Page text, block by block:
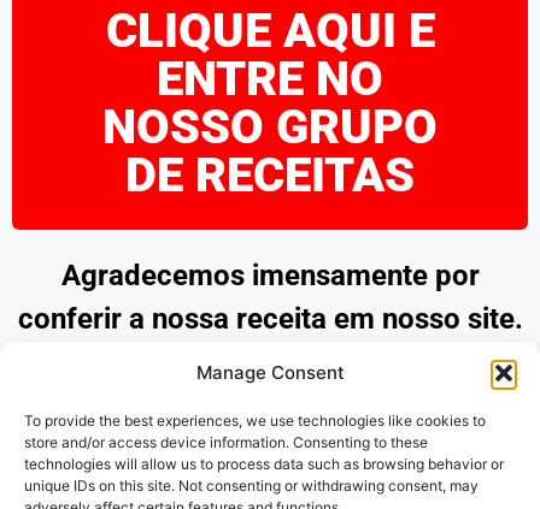
Manage Consent
To provide the best experiences, we use technologies like cookies to
store and/or access device information. Consenting to these
technologies will allow us to process data such as browsing behavior or
unique IDs on this site. Not consenting or withdrawing consent, may
CLIQUE AQUI E
ENTRE NO
NOSSO GRUPO
DE RECEITAS
Agradecemos imensamente por
conferir a nossa receita em nosso site.
Esperamos que tenha encontrado
pratos deliciosos. Continue explorando
as nossas opções e desfrute de